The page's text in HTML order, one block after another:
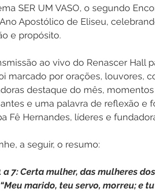
SER UM VASO, o segundo
Ano Apostólico de Eliseu,
e propósito.
ao vivo do Renascer Hall
marcado por orações, louvores,
destaque do mês,
e uma palavra de reflexão e
Fê Hernandes, líderes e
a seguir, o resumo:
a 7: Certa mulher, das mulheres
marido, teu servo, morreu; e